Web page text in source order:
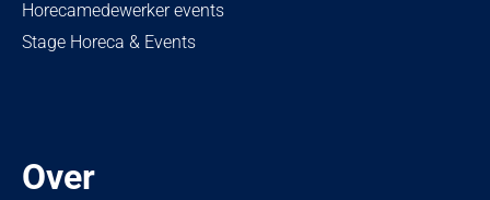
Horecamedewerker events
Stage Horeca & Events
Over